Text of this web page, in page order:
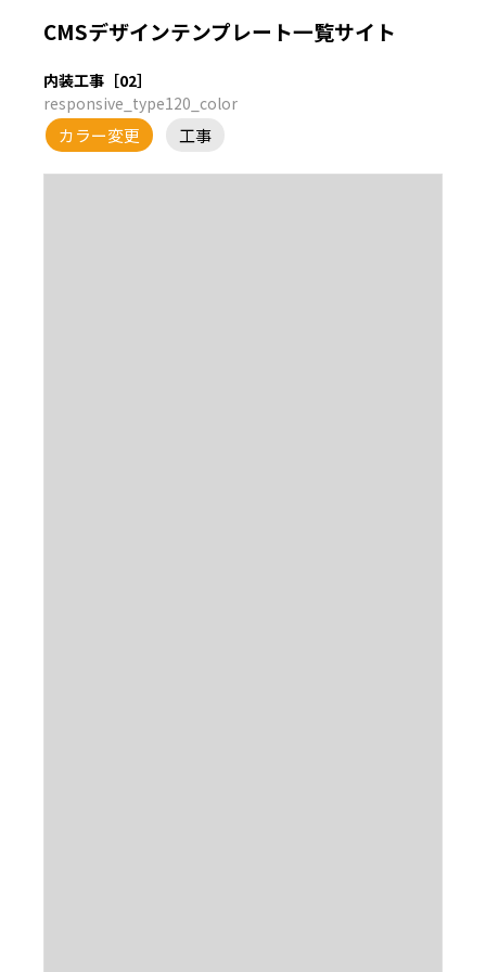
CMSデザインテンプレート一覧サイト
内装工事［02］
responsive_type120_color
工事
カラー変更